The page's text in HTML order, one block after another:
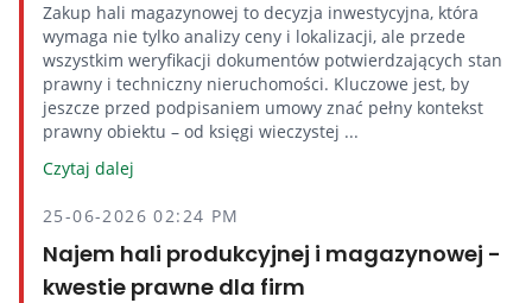
Zakup hali magazynowej to decyzja inwestycyjna, która
wymaga nie tylko analizy ceny i lokalizacji, ale przede
wszystkim weryfikacji dokumentów potwierdzających stan
prawny i techniczny nieruchomości. Kluczowe jest, by
jeszcze przed podpisaniem umowy znać pełny kontekst
prawny obiektu – od księgi wieczystej ...
Czytaj dalej
25-06-2026 02:24 PM
Najem hali produkcyjnej i magazynowej -
kwestie prawne dla firm